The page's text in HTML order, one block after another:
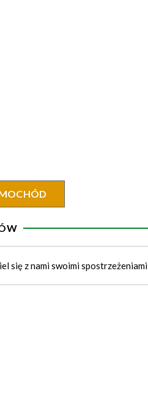
się z nami swoimi spostrzeżeniami